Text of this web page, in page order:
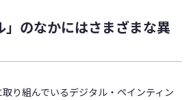
」のなかにはさまざまな異
取り組んでいるデジタル・ペインティン